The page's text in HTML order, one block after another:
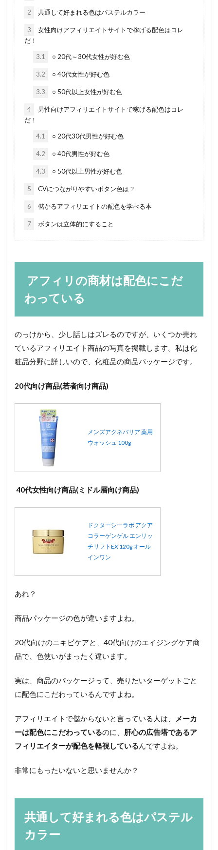
2 共通して好まれる色はパステルカラー
3
女性向けアフィリエイトサイトで稼げる配色はコレ
だ！
3.1 ○ 20代～30代女性が好む色
3.2 ○ 40代女性が好む色
3.3 ○ 50代以上女性が好む色
4
男性向けアフィリエイトサイトで稼げる配色はコレ
だ！
4.1 ○ 20代30代男性が好む色
4.2 ○ 40代男性が好む色
4.3 ○ 50代以上男性が好む色
5 CVにつながりやすいボタン色は？
6 儲かるアフィリエイトの配色を学べる本
7 ボタンは立体的にすること
アフィリの商材は配色にこだ
わっている
のっけから、少し話しはズレるのですが、いくつか売れ
ているアフィリエイト商品の写真を掲載します。私は化
粧品分野に詳しいので、化粧品の商品パッケージです。
20代向け商品(若者向け商品)
メンズアクネバリア 薬用
ウォッシュ 100g
40代女性向け商品(ミドル層向け商品)
ドクターシーラボ アクア
コラーゲンゲル エンリッ
チリフトEX 120g オール
インワン
あれ？
商品パッケージの色が違いますよね。
20代向けのニキビケアと、40代向けのエイジングケア商
品で、色使いがまったく違います。
実は、商品のパッケージって、売りたいターゲットごと
に配色にこだわっているんですよね。
アフィリエイトで儲からないと言っている人は、
メーカ
ーは配色にこだわっているのに、
肝心の広告塔であるア
フィリエイターが配色を軽視しているんですよね。
非常にもったいないと思いませんか？
共通して好まれる色はパステル
カラー